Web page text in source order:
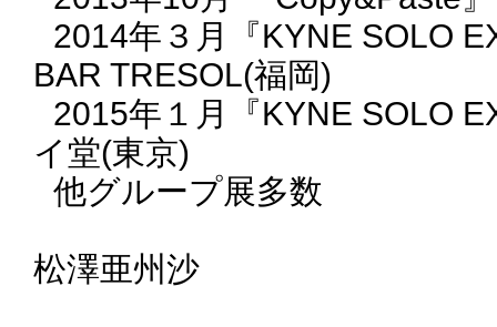
2014年３月『KYNE SOLO
BAR TRESOL(福岡)
2015年１月『KYNE SOLO
イ堂(東京)
他グループ展多数
松澤亜州沙